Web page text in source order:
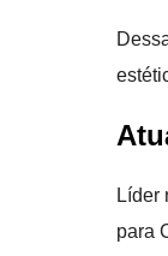
Líder
para